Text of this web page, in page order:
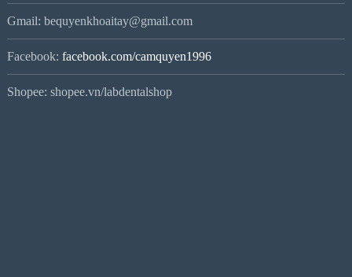
Gmail: bequyenkhoaitay@gmail.com
Facebook: facebook.com/camquyen1996
Shopee: shopee.vn/labdentalshop